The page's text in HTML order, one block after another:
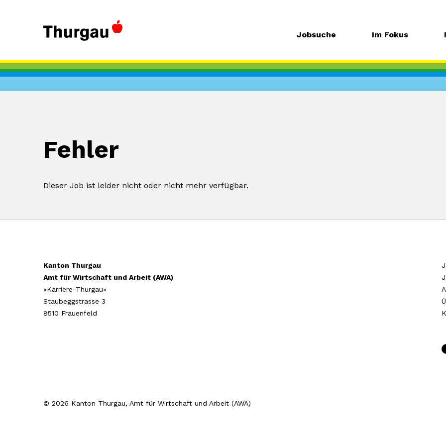
Jobsuche Im Fokus
Fehler
Dieser Job ist leider nicht oder nicht mehr verfügbar.
Kanton Thurgau
Amt für Wirtschaft und Arbeit (AWA)
«Karriere-Thurgau»
Staubeggstrasse 3
8510 Frauenfeld
© 2026 Kanton Thurgau, Amt für Wirtschaft und Arbeit (AWA)